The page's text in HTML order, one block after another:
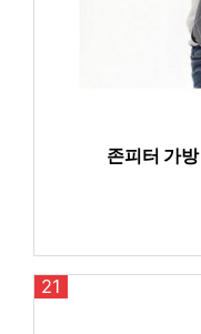
존피터 가
21